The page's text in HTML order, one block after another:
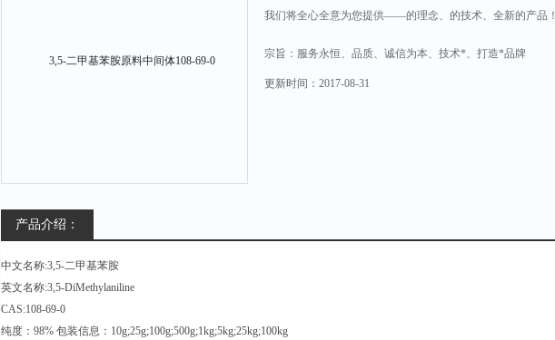
我们将全心全意为您提供——的理念、的技术、全新的产品！
宗旨：服务永恒、品质、诚信为本、技术*、打造*品牌
3,5-二甲基苯胺原料中间体108-69-0
更新时间： 2017-08-31
产品介绍：
中文名称:3,5-二甲基苯胺
英文名称:3,5-DiMethylaniline
CAS:108-69-0
纯度：98% 包装信息：10g;25g;100g;500g;1kg;5kg;25kg;100kg